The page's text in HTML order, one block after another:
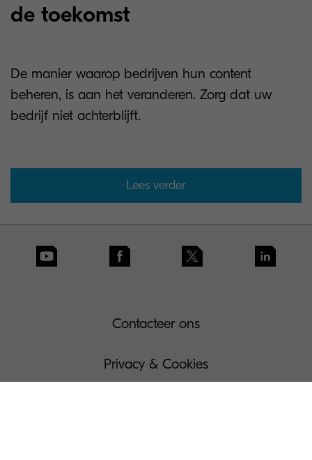
de toekomst
De manier waarop bedrijven hun content
beheren, is aan het veranderen. Zorg dat uw
bedrijf niet achterblijft.
Lees verder
Contacteer ons
Privacy & Cookies